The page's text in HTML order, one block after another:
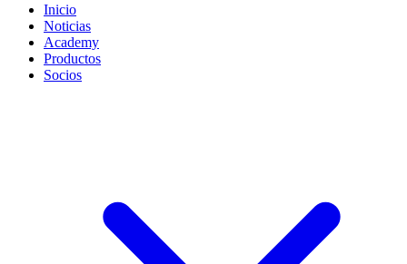
Inicio
Noticias
Academy
Productos
Socios